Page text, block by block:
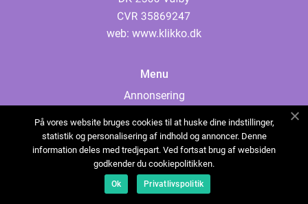
web: www.klikko.dk
Menu
Annonsering
Cookies
Kontakta oss
Sitemap
På vores website bruges cookies til at huske dine indstillinger,
statistik og personalisering af indhold og annoncer. Denne
information deles med tredjepart. Ved fortsat brug af websiden
godkender du cookiepolitikken.
Ok Privatlivspolitik